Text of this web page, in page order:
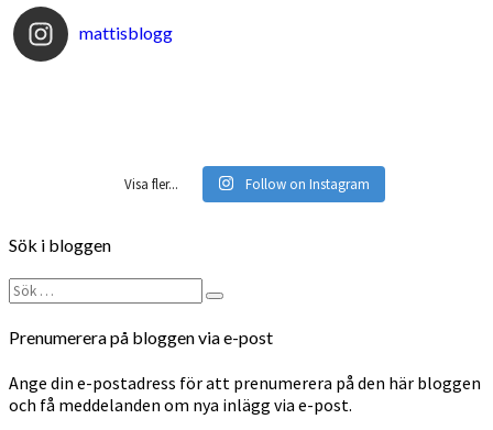
mattisblogg
Visa fler... Follow on Instagram
Sök i bloggen
Sök
efter:
Sök
Prenumerera på bloggen via e-post
Ange din e-postadress för att prenumerera på den här bloggen
och få meddelanden om nya inlägg via e-post.